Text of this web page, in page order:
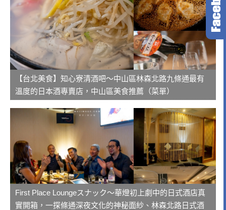
【台北美食】知心寮清酒吧～中山區林森北路九條通最有
溫度的日本酒專賣店，中山區美食推薦（菜單）
First Place Loungeスナック～華燈初上劇中的日式酒店真
實開箱，一探條通深夜文化的神秘面紗、林森北路日式酒